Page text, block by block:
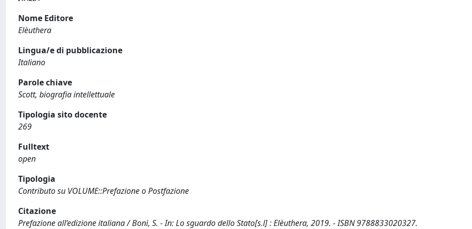
Nome Editore
Elèuthera
Lingua/e di pubblicazione
Italiano
Parole chiave
Scott, biografia intellettuale
Tipologia sito docente
269
Fulltext
open
Tipologia
Contributo su VOLUME::Prefazione o Postfazione
Citazione
Prefazione all’edizione italiana / Boni, S. - In: Lo sguardo dello Stato[s.l] : Elèuthera, 2019. - ISBN 9788833020327.